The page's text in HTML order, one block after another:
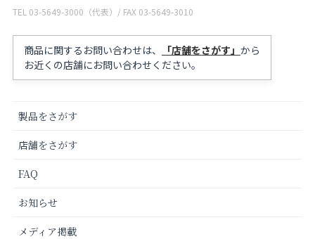
TEL 03-5649-3000（代表）/ FAX 03-5649-3010
商品に関するお問い合わせは、 「店舗をさがす」 から
お近くの店舗にお問い合わせください。
製品をさがす
店舗をさがす
FAQ
お知らせ
メディア掲載